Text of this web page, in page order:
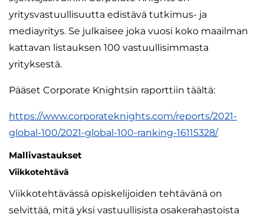
yritysvastuullisuutta edistävä tutkimus- ja
mediayritys. Se julkaisee joka vuosi koko maailman
kattavan listauksen 100 vastuullisimmasta
yrityksestä.
Pääset Corporate Knightsin raporttiin täältä:
https://www.corporateknights.com/reports/2021-
global-100/2021-global-100-ranking-16115328/
Mallivastaukset
Viikkotehtävä
Viikkotehtävässä opiskelijoiden tehtävänä on
selvittää, mitä yksi vastuullisista osakerahastoista